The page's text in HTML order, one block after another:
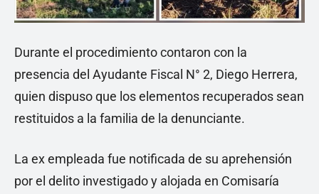
Durante el procedimiento contaron con la
presencia del Ayudante Fiscal N° 2, Diego Herrera,
quien dispuso que los elementos recuperados sean
restituidos a la familia de la denunciante.
La ex empleada fue notificada de su aprehensión
por el delito investigado y alojada en Comisaría